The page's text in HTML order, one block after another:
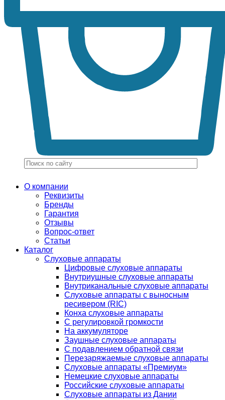
О компании
Реквизиты
Бренды
Гарантия
Отзывы
Вопрос-ответ
Статьи
Каталог
Слуховые аппараты
Цифровые слуховые аппараты
Внутриушные слуховые аппараты
Внутриканальные слуховые аппараты
Слуховые аппараты с выносным
ресивером (RIC)
Конха слуховые аппараты
С регулировкой громкости
На аккумуляторе
Заушные слуховые аппараты
C подавлением обратной связи
Перезаряжаемые слуховые аппараты
Слуховые аппараты «Премиум»
Немецкие слуховые аппараты
Российские слуховые аппараты
Слуховые аппараты из Дании